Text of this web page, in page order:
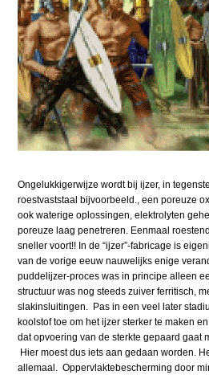
Ongelukkigerwijze wordt bij ijzer, in
roestvaststaal bijvoorbeeld., een poreuze
ook waterige oplossingen, elektrolyten
poreuze laag penetreren. Eenmaal
sneller voort!! In de “ijzer”-fabricage is
van de vorige eeuw nauwelijks enige
puddelijzer-proces was in principe alleen
structuur was nog steeds zuiver ferritisch,
slakinsluitingen. Pas in een veel later
koolstof toe om het ijzer sterker te maken
dat opvoering van de sterkte gepaard gaat
Hier moest dus iets aan gedaan worden.
allemaal. Oppervlaktebescherming door